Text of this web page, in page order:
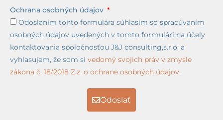
Ochrana osobných údajov
Odoslaním tohto formulára súhlasím so spracúvaním
osobných údajov uvedených v tomto formulári na účely
kontaktovania spoločnosťou J&J consulting,s.r.o. a
vyhlasujem, že som si vedomý svojich práv v zmysle
zákona č. 18/2018 Z.z. o ochrane osobných údajov.
Odoslať